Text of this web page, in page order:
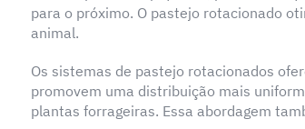
para o próximo. O pastejo rotacionado
animal.
Os sistemas de pastejo rotacionados
promovem uma distribuição mais
plantas forrageiras. Essa abordagem